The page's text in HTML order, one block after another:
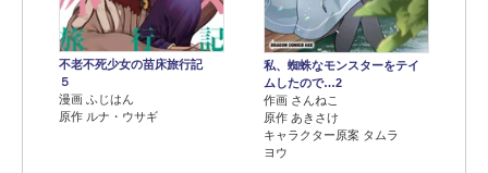
不老不死少女の苗床旅行記
５
漫画 ふじはん
原作 ルナ・ウサギ
私、蜘蛛なモンスターをテイ
ムしたので…2
作画 さんねこ
原作 あきさけ
キャラクター原案 タムラ
ヨウ